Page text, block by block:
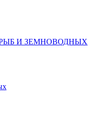
И ЗЕМНОВОДНЫХ